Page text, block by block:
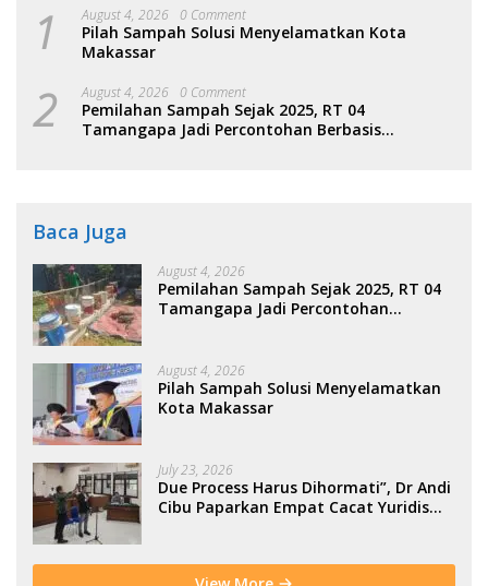
1 August 4, 2026 0 Comment
Pilah Sampah Solusi Menyelamatkan Kota
Makassar
2 August 4, 2026 0 Comment
Pemilahan Sampah Sejak 2025, RT 04
Tamangapa Jadi Percontohan Berbasis
Baca Juga
August 4, 2026
Pemilahan Sampah Sejak 2025, RT 04
Tamangapa Jadi Percontohan
August 4, 2026
Pilah Sampah Solusi Menyelamatkan
Kota Makassar
July 23, 2026
Due Process Harus Dihormati”, Dr Andi
Cibu Paparkan Empat Cacat Yuridis